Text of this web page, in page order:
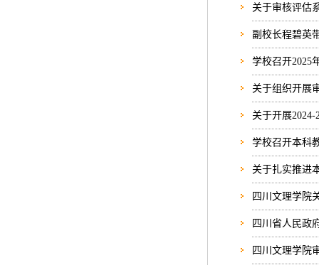
关于审核评估
副校长程碧英
学校召开2025
关于组织开展
关于开展
学校召开本科
关于扎实推进
四川文理学院
四川省人民政
四川文理学院